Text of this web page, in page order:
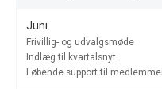
Juni
Frivillig- og udvalgsmøde
Indlæg til kvartalsnyt
Løbende support til